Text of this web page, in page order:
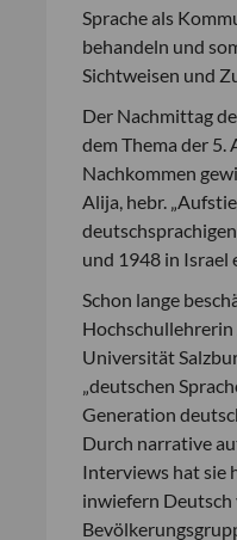
Sprache als
behandeln und
Sichtweisen und
Der Nachmittag
dem Thema der 5.
Nachkommen
Alija, hebr.
und 1948 in Israel
Schon lange
Hochschullehrerin
Universität
„deutschen
Generation
Durch narrative
Interviews hat sie
inwiefern Deutsch